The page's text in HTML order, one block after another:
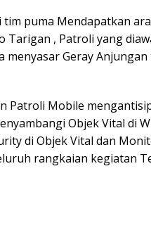
puma Mendapatkan
Tarigan , Patroli yang
menyasar Geray
Patroli Mobile
Objek Vital di
di Objek Vital dan
rangkaian kegiatan